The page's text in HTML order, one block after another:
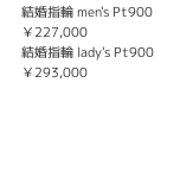
結婚指輪 men's Pt900
￥227,000
結婚指輪 lady's Pt900
￥293,000